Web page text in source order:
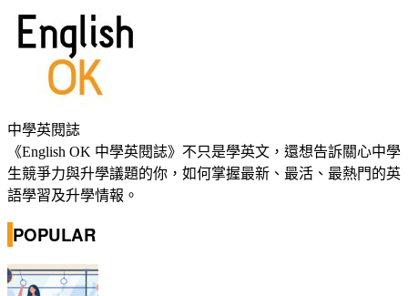
中學英閱誌
《English OK 中學英閱誌》不只是學英文，還想告訴關心中學
生競爭力與升學議題的你，如何掌握最新、最活、最熱門的英
語學習及升學情報。
POPULAR